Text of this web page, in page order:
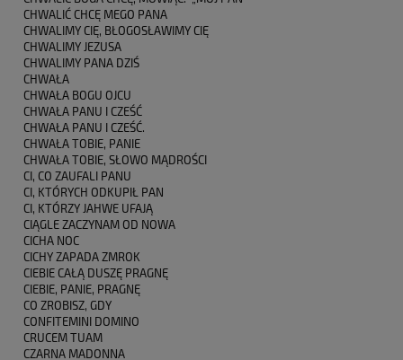
CHWALIĆ CHCĘ MEGO PANA
CHWALIMY CIĘ, BŁOGOSŁAWIMY CIĘ
CHWALIMY JEZUSA
CHWALIMY PANA DZIŚ
CHWAŁA
CHWAŁA BOGU OJCU
CHWAŁA PANU I CZEŚĆ
CHWAŁA PANU I CZEŚĆ.
CHWAŁA TOBIE, PANIE
CHWAŁA TOBIE, SŁOWO MĄDROŚCI
CI, CO ZAUFALI PANU
CI, KTÓRYCH ODKUPIŁ PAN
CI, KTÓRZY JAHWE UFAJĄ
CIĄGLE ZACZYNAM OD NOWA
CICHA NOC
CICHY ZAPADA ZMROK
CIEBIE CAŁĄ DUSZĘ PRAGNĘ
CIEBIE, PANIE, PRAGNĘ
CO ZROBISZ, GDY
CONFITEMINI DOMINO
CRUCEM TUAM
CZARNA MADONNA